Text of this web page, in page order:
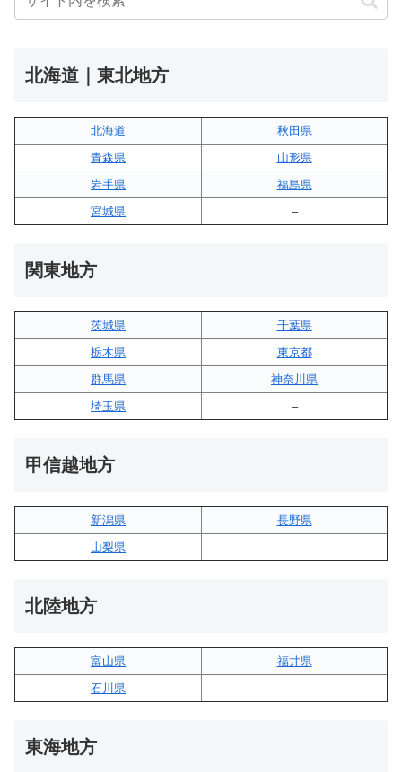
北海道｜東北地方
北海道
秋田県
青森県
山形県
岩手県
福島県
宮城県
–
関東地方
茨城県
千葉県
栃木県
東京都
群馬県
神奈川県
埼玉県
–
甲信越地方
新潟県
長野県
山梨県
–
北陸地方
富山県
福井県
石川県
–
東海地方